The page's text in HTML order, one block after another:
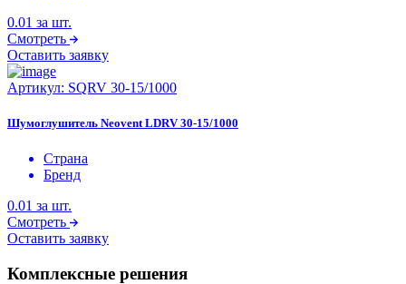
0.01 за шт.
Смотреть
Оставить заявку
Артикул: SQRV 30-15/1000
Шумоглушитель Neovent LDRV 30-15/1000
Страна
Бренд
0.01 за шт.
Смотреть
Оставить заявку
Комплексные решения